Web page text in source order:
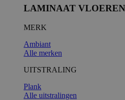
LAMINAAT VLOEREN
MERK
Ambiant
Alle merken
UITSTRALING
Plank
Alle uitstralingen